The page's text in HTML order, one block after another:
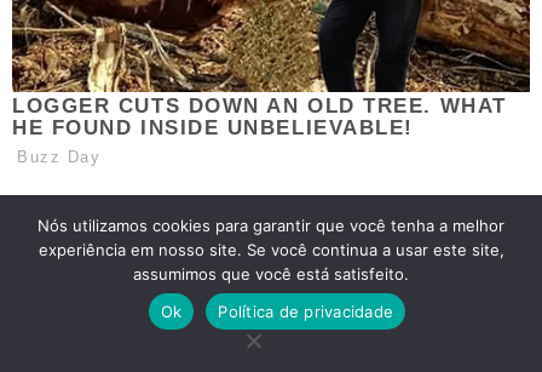
Nós utilizamos cookies para garantir que você tenha a melhor
experiência em nosso site. Se você continua a usar este site,
assumimos que você está satisfeito.
Ok
Política de privacidade